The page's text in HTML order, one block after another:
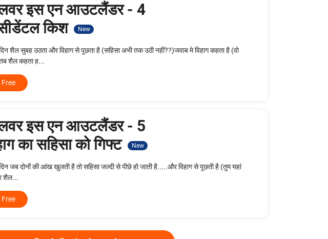
इस एन आउटलैंडर - 4
किश
New
शैल सुबह उठता और विहाग से पूछता है (सहिसा अभी तक उठी नहीं??)जवाब मे विहाग कहता है (वो
शैल कहता ह...
Free
इस एन आउटलैंडर - 5
का सहिसा को गिफ्ट
New
जब दोनों की आंख खुलती है तो सहिसा जल्दी से पीछे हो जाती है.....और विहाग से पूछती है (तुम यहां
शैल...
Free